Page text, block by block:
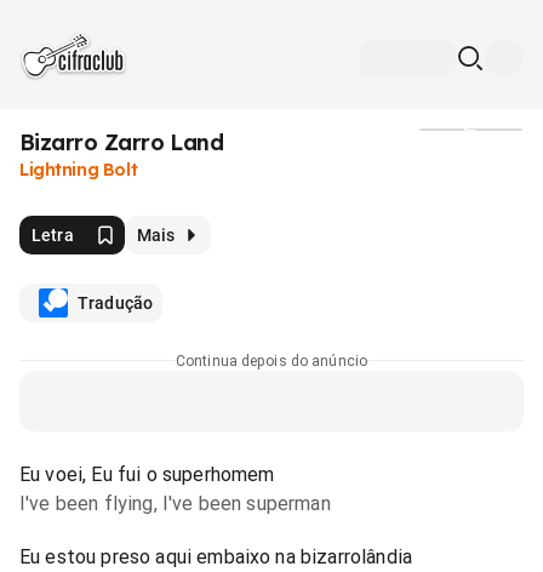
Bizarro Zarro Land
Lightning Bolt
Letra Mais
Tradução
Continua depois do anúncio
Eu voei, Eu fui o superhomem
I've been flying, I've been superman
Eu estou preso aqui embaixo na bizarrolândia